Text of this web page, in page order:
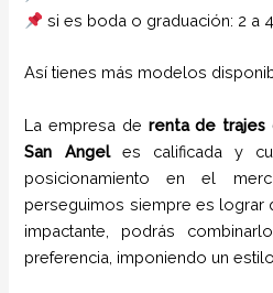
si es boda o graduación: 2 a
Así tienes más modelos
La empresa de renta de trajes
San Angel
es calificada y
posicionamiento en el
perseguimos siempre es lograr
impactante, podrás
preferencia, imponiendo un